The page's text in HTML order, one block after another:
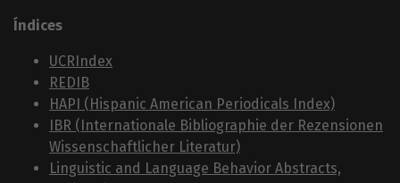
Índices
UCRIndex
REDIB
HAPI (Hispanic American Periodicals Index)
IBR (Internationale Bibliographie der Rezensionen
Wissenschaftlicher Literatur)
Linguistic and Language Behavior Abstracts,